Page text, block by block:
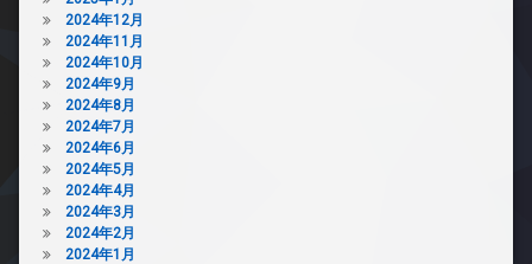
2024年12月
2024年11月
2024年10月
2024年9月
2024年8月
2024年7月
2024年6月
2024年5月
2024年4月
2024年3月
2024年2月
2024年1月